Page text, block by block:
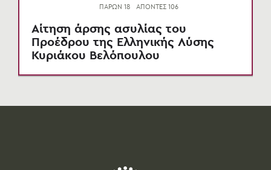
ΠΑΡΩΝ 18 ΑΠΟΝΤΕΣ 106
Αίτηση άρσης ασυλίας του
Προέδρου της Ελληνικής Λύσης
Κυριάκου Βελόπουλου